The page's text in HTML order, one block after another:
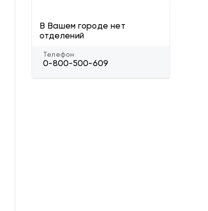
В Вашем городе нет
отделений
Телефон
0-800-500-609